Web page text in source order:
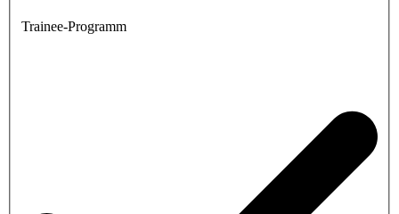
Trainee-Programm